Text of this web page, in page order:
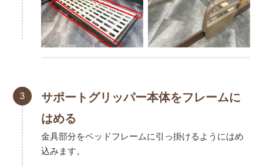
3
サポートグリッパー本体をフレームに
はめる
金具部分をベッドフレームに引っ掛けるようにはめ
込みます。